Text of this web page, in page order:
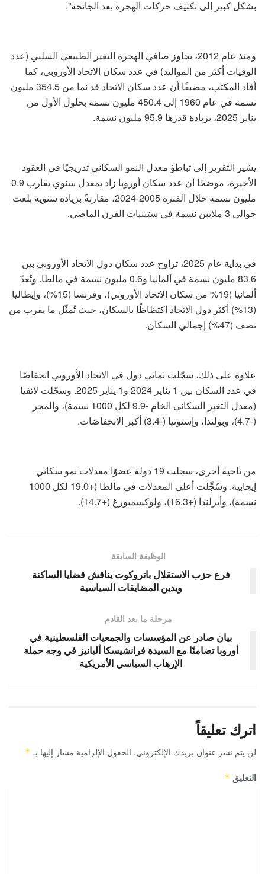
بشكل كبير إلى تكثيف حركات الهجرة بعد الجائحة”.
ومنذ عام 2012، تجاوز صافي الهجرة التغير الطبيعي السلبي (عدد
الوفيات أكثر من المواليد) في عدد سكان الاتحاد الأوروبي، كما
أفاد المكتب، مضيفًا أن عدد سكان الاتحاد قد نما من 354.5 مليون
نسمة في عام 1960 إلى 450.4 مليون نسمة بحلول الأول من
يناير 2025، بزيادة قدرها 95.9 مليون نسمة.
يشير التقرير إلى تباطؤ معدل النمو السكاني تدريجيًا في العقود
الأخيرة، موضحًا أن عدد سكان أوروبا زاد بمعدل سنوي يقارب 0.9
مليون نسمة خلال الفترة 2005-2024، مقارنةً بزيادة سنوية بلغت
حوالي 3 ملايين نسمة في ستينيات القرن الماضي.
في بداية عام 2025، تراوح عدد سكان دول الاتحاد الأوروبي بين
83.6 مليون نسمة في ألمانيا و0.6 مليون نسمة في مالطا. وتُعدّ
ألمانيا (19% من سكان الاتحاد الأوروبي)، وفرنسا (15%)، وإيطاليا
(13%) أكثر دول الاتحاد اكتظاظًا بالسكان، حيث تُمثّل ما يقرب من
نصف (47%) إجمالي السكان.
علاوة على ذلك، سجّلت ثماني دول في الاتحاد الأوروبي انخفاضًا
في عدد السكان بين 1 يناير 2024 و1 يناير 2025. وسجّلت لاتفيا
(معدل التغير السكاني الخام -9.9 لكل 1000 نسمة)، والمجر
(-4.7)، وبولندا، وإستونيا (-3.4) أكبر الانخفاضات.
من ناحية أخرى، سجلت 19 دولة عضوًا معدلات نمو سكاني
إيجابية. وسُجِّلت أعلى المعدلات في مالطا (+19.0 لكل 1000
نسمة)، وأيرلندا (+16.3)، ولوكسمبورغ (+14.7).
الوظيفة السابقة
فرع حزب الاستقلال باتروكوت يناقش قضايا الساكنة
ويدين المضايقات السياسية
مرحلة ما بعد القادم
بيان صادر عن المؤسسات والجمعيات الفلسطينية في
أوروبا تضامنًا مع السيدة فرانشيسكا ألبانيز في وجه حملة
الإرهاب السياسي الأمريكية
اترك تعليقاً
لن يتم نشر عنوان بريدك الإلكتروني. الحقول الإلزامية مشار إليها بـ *
التعليق *